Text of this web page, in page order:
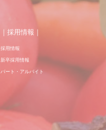
｜採用情報｜
採用情報
新卒採用情報
パート・アルバイト